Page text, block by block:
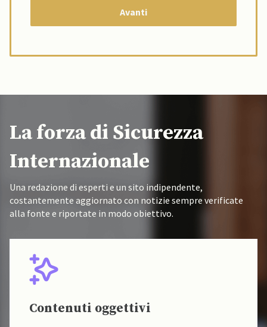
La forza di Sicurezza
Internazionale
Una redazione di esperti e un sito indipendente,
costantemente aggiornato con notizie sempre verificate
alla fonte e riportate in modo obiettivo.
Contenuti oggettivi